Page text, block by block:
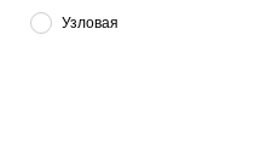
Узловая